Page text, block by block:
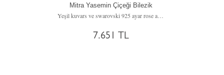
Mitra Yasemin Çiçeği Bilezik
Yeşil kuvars ve swarovski 925 ayar rose altın kaplama gümüş bilezik
7.651 TL